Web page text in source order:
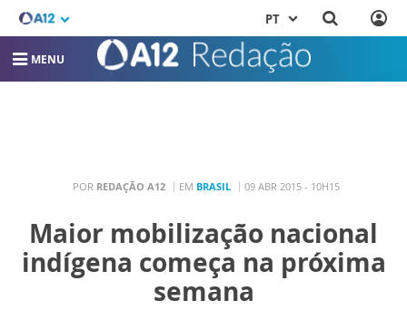
PT
MENU
POR REDAÇÃO A12 EM BRASIL 09 ABR 2015 - 10H15
Maior mobilização nacional
indígena começa na próxima
semana